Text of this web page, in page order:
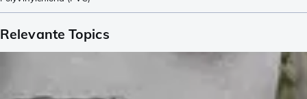
Relevante Topics